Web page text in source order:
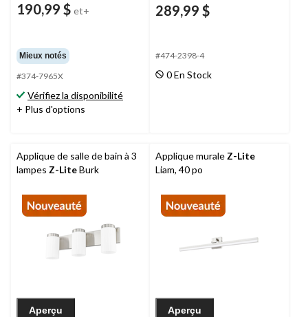
190,99 $ et+
Mieux notés
#374-7965X
Vérifiez la disponibilité
+ Plus d'options
289,99 $
#474-2398-4
0 En Stock
Applique de salle de bain à 3
lampes Z-LiteBurk
Aperçu
Applique murale Z-Lite
Liam, 40 po
Aperçu